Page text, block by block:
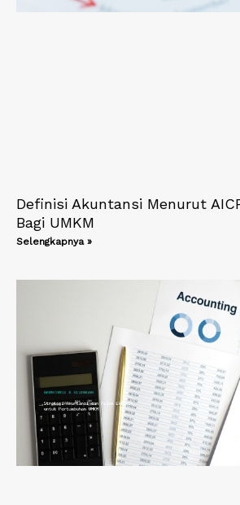
Definisi Akuntansi Menurut
Bagi UMKM
Selengkapnya »